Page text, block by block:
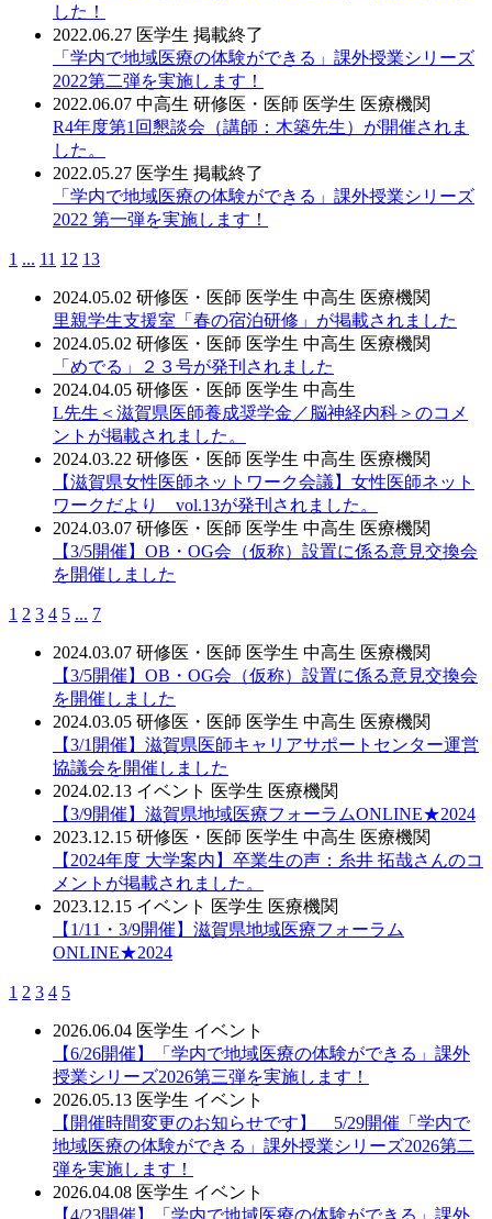
した！
2022.06.27 医学生 掲載終了
「学内で地域医療の体験ができる」課外授業シリーズ
2022第二弾を実施します！
2022.06.07 中高生 研修医・医師 医学生 医療機関
R4年度第1回懇談会（講師：木築先生）が開催されま
した。
2022.05.27 医学生 掲載終了
「学内で地域医療の体験ができる」課外授業シリーズ
2022 第一弾を実施します！
1 ... 11 12 13
2024.05.02 研修医・医師 医学生 中高生 医療機関
里親学生支援室「春の宿泊研修」が掲載されました
2024.05.02 研修医・医師 医学生 中高生 医療機関
「めでる」２３号が発刊されました
2024.04.05 研修医・医師 医学生 中高生
L先生＜滋賀県医師養成奨学金／脳神経内科＞のコメ
ントが掲載されました。
2024.03.22 研修医・医師 医学生 中高生 医療機関
【滋賀県女性医師ネットワーク会議】女性医師ネット
ワークだより vol.13が発刊されました。
2024.03.07 研修医・医師 医学生 中高生 医療機関
【3/5開催】OB・OG会（仮称）設置に係る意見交換会
を開催しました
1 2 3 4 5 ... 7
2024.03.07 研修医・医師 医学生 中高生 医療機関
【3/5開催】OB・OG会（仮称）設置に係る意見交換会
を開催しました
2024.03.05 研修医・医師 医学生 中高生 医療機関
【3/1開催】滋賀県医師キャリアサポートセンター運営
協議会を開催しました
2024.02.13 イベント 医学生 医療機関
【3/9開催】滋賀県地域医療フォーラムONLINE★2024
2023.12.15 研修医・医師 医学生 中高生 医療機関
【2024年度 大学案内】卒業生の声：糸井 拓哉さんのコ
メントが掲載されました。
2023.12.15 イベント 医学生 医療機関
【1/11・3/9開催】滋賀県地域医療フォーラム
ONLINE★2024
1 2 3 4 5
2026.06.04 医学生 イベント
【6/26開催】「学内で地域医療の体験ができる」課外
授業シリーズ2026第三弾を実施します！
2026.05.13 医学生 イベント
【開催時間変更のお知らせです】 5/29開催「学内で
地域医療の体験ができる」課外授業シリーズ2026第二
弾を実施します！
2026.04.08 医学生 イベント
【4/23開催】「学内で地域医療の体験ができる」課外